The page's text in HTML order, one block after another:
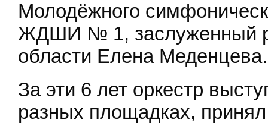
Молодёжного
ЖДШИ № 1, заслуженный
области Елена Меденцева.
За эти 6 лет оркестр
разных площадках,